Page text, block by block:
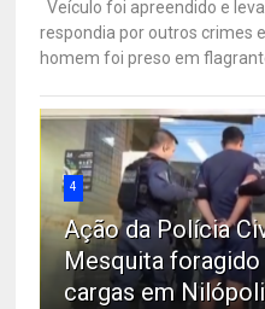
Veículo foi apreendido e
respondia por outros crimes
homem foi preso em
4
Ação da Polícia
Mesquita
cargas em